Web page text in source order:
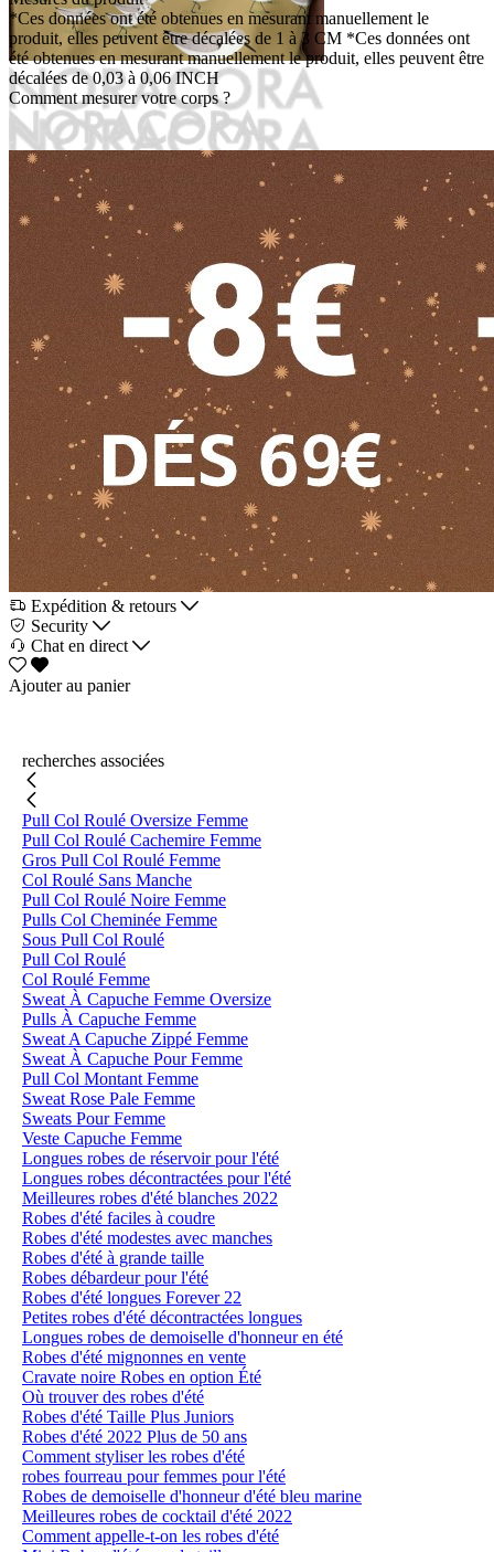
*Ces données ont été obtenues en mesurant manuellement le
produit, elles peuvent être décalées de 1 à 3 CM *Ces données ont
été obtenues en mesurant manuellement le produit, elles peuvent être
décalées de 0,03 à 0,06 INCH
Comment mesurer votre corps ?
Expédition & retours
Security
Chat en direct
Ajouter au panier
recherches associées
Pull Col Roulé Oversize Femme
Pull Col Roulé Cachemire Femme
Gros Pull Col Roulé Femme
Col Roulé Sans Manche
Pull Col Roulé Noire Femme
Pulls Col Cheminée Femme
Sous Pull Col Roulé
Pull Col Roulé
Col Roulé Femme
Sweat À Capuche Femme Oversize
Pulls À Capuche Femme
Sweat A Capuche Zippé Femme
Sweat À Capuche Pour Femme
Pull Col Montant Femme
Sweat Rose Pale Femme
Sweats Pour Femme
Veste Capuche Femme
Longues robes de réservoir pour l'été
Longues robes décontractées pour l'été
Meilleures robes d'été blanches 2022
Robes d'été faciles à coudre
Robes d'été modestes avec manches
Robes d'été à grande taille
Robes débardeur pour l'été
Robes d'été longues Forever 22
Petites robes d'été décontractées longues
Longues robes de demoiselle d'honneur en été
Robes d'été mignonnes en vente
Cravate noire Robes en option Été
Où trouver des robes d'été
Robes d'été Taille Plus Juniors
Robes d'été 2022 Plus de 50 ans
Comment styliser les robes d'été
robes fourreau pour femmes pour l'été
Robes de demoiselle d'honneur d'été bleu marine
Meilleures robes de cocktail d'été 2022
Comment appelle-t-on les robes d'été